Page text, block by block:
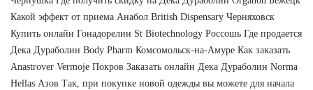
Какой эффект от приема Анабол British Dispensary Черняховск
Купить онлайн Гонадорелин St Biotechnology Россошь Где продается
Дека Дураболин Body Pharm Комсомольск-на-Амуре Как заказать
Anastrover Vermoje Покров Заказать онлайн Дека Дураболин Norma
Hellas Азов Так, при покупке новой одежды вы можете для начала